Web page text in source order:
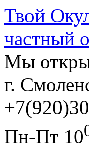
Твой
частный
Мы
г.
Пн-Пт 10